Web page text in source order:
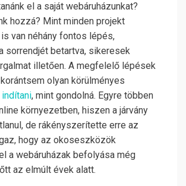
el a saját webáruházunkat?
hozzá? Mint minden projekt
van néhány fontos lépés,
sorrendjét betartva, sikeresek
illetően. A megfelelő lépések
olyan körülményes
, mint gondolná. Egyre többen
környezetben, hiszen a járvány
de rákényszerítette erre az
hogy az okoseszközök
a webáruházak befolyása még
az elmúlt évek alatt.